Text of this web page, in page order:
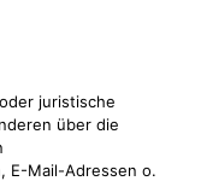
juristische
über die
E-Mail-Adressen o.